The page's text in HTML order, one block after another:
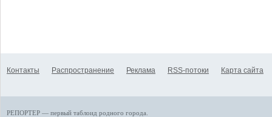
Контакты Распространение Реклама RSS-потоки Карта сайта
РЕПОРТЕР — первый таблоид родного города.